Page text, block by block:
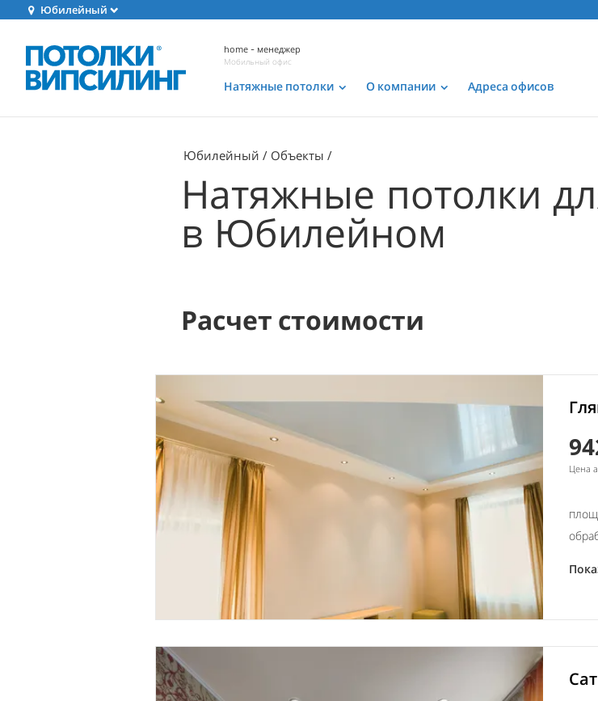
Юбилейный
home - менеджер
Мобильный офис
Натяжные потолки О компании Адреса офисов
Юбилейный Объекты
Натяжные потолки
в Юбилейном
Расчет стоимости
Цена